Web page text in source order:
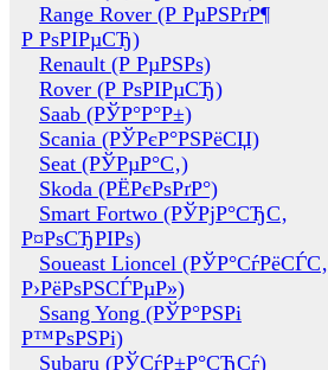
Range Rover (Р РµРЅРґР¶
Р РѕРІРµСЂ)
Renault (Р РµРЅРѕ)
Rover (Р РѕРІРµСЂ)
Saab (РЎР°Р°Р±)
Scania (РЎРєР°РЅРёСЏ)
Seat (РЎРµР°С‚)
Skoda (РЁРєРѕРґР°)
Smart Fortwo (РЎРјР°СЂС‚
Р¤РѕСЂРІРѕ)
Soueast Lioncel (РЎР°СѓРёСЃС‚
Р›РёРѕРЅСЃРµР»)
Ssang Yong (РЎР°РЅРі
Р™РѕРЅРі)
Subaru (РЎСѓР±Р°СЂСѓ)